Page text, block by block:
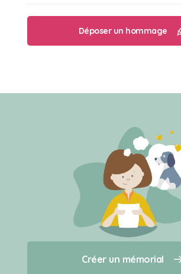
Créer un mémorial
Qui sommes-nous ?
Déposer un hommage
Créer un mémorial